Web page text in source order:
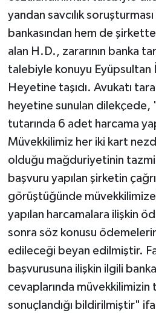
yandan savcılık
bankasından hem de
alan H.D., zararının banka
talebiyle konuyu Eyüpsultan
Heyetine taşıdı. Avukatı
heyetine sunulan dilekçede,
tutarında 6 adet harcama
Müvekkilimiz her iki kart
olduğu mağduriyetinin
başvuru yapılan şirketin
görüştüğünde
yapılan harcamalara ilişkin
sonra söz konusu
edileceği beyan edilmiştir.
başvurusuna ilişkin ilgili
cevaplarında müvekkilimizin
sonuçlandığı bildirilmiştir"